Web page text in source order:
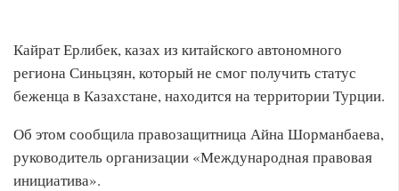
Кайрат Ерлибек, казах из китайского автономного
региона Синьцзян, который не смог получить статус
беженца в Казахстане, находится на территории Турции.
Об этом сообщила правозащитница Айна Шорманбаева,
руководитель организации «Международная правовая
инициатива».